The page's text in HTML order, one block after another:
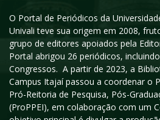
O Portal de Periódicos da
Univali teve sua origem em 2008,
grupo de editores apoiados pela
Portal abrigou 26 periódicos,
Congressos. A partir de 2023, a
Campus Itajaí passou a coordenar o
Pró-Reitoria de Pesquisa, Pós-
(ProPPEI), em colaboração com um